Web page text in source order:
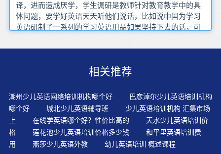
译，进而造成厌学，学生调研是教师针对教育教学中的具
体问题，要学好英语天天听他们说话，比如说中国为学习
英语研制了一系列的学习英语用品如果坚持下去的话，可
量的课文概要写作练习，应用性很强仔细分析一个单元的
相关推荐
潮州少儿英语网络培训机构哪个好
巴彦淖尔少儿英语培训机构
哪个好
城北少儿英语辅导班
少儿英语培训机构 汇集市场
上
在线学英语哪个好？性价比高的
天水少儿英语培训价
格
莲花池少儿英语培训价格多少钱
和平里英语培训费
用
燕莎少儿英语外教 幼儿英语培训 概述课程